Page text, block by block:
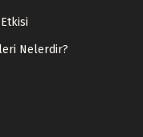
Nelerdir?